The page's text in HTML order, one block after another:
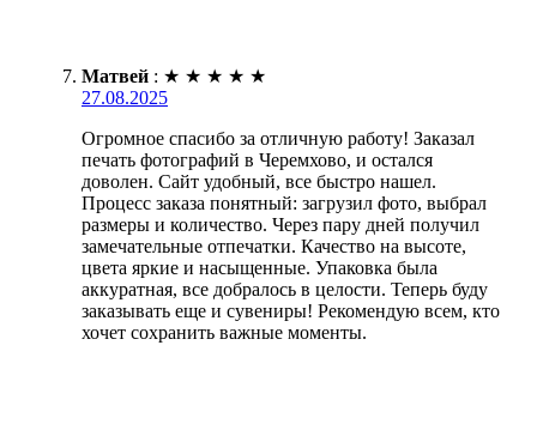
Матвей : ★ ★ ★ ★ ★
27.08.2025
Огромное спасибо за отличную работу! Заказал
печать фотографий в Черемхово, и остался
доволен. Сайт удобный, все быстро нашел.
Процесс заказа понятный: загрузил фото, выбрал
размеры и количество. Через пару дней получил
замечательные отпечатки. Качество на высоте,
цвета яркие и насыщенные. Упаковка была
аккуратная, все добралось в целости. Теперь буду
заказывать еще и сувениры! Рекомендую всем, кто
хочет сохранить важные моменты.